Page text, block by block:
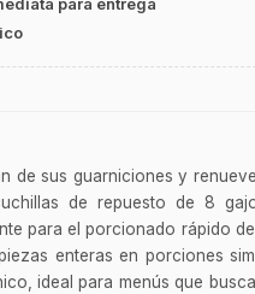
para entrega
de sus guarniciones y
de repuesto de 8
para el porcionado rápido
enteras en porciones
ideal para menús que